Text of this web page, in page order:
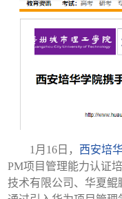
1月16日， 西安培
PM项目管理能力认证
技术有限公司、华夏